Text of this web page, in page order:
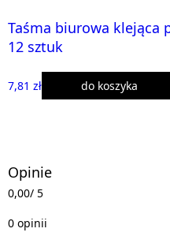
Taśma biurowa klejąca
12 sztuk
7,81 zł do koszyka
Opinie
0,00/ 5
0 opinii